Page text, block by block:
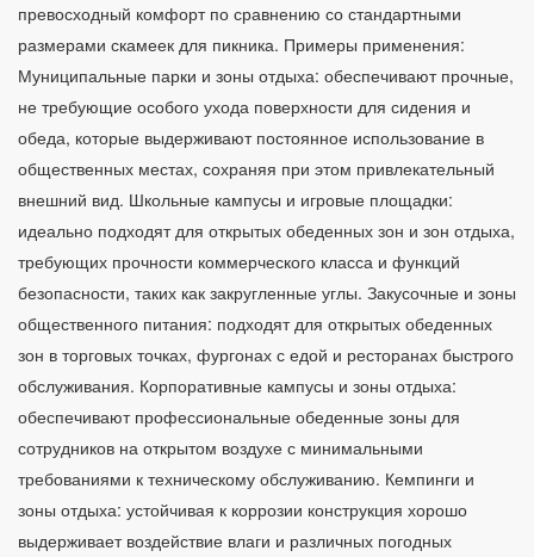
превосходный комфорт по сравнению со стандартными
размерами скамеек для пикника. Примеры применения:
Муниципальные парки и зоны отдыха: обеспечивают прочные,
не требующие особого ухода поверхности для сидения и
обеда, которые выдерживают постоянное использование в
общественных местах, сохраняя при этом привлекательный
внешний вид. Школьные кампусы и игровые площадки:
идеально подходят для открытых обеденных зон и зон отдыха,
требующих прочности коммерческого класса и функций
безопасности, таких как закругленные углы. Закусочные и зоны
общественного питания: подходят для открытых обеденных
зон в торговых точках, фургонах с едой и ресторанах быстрого
обслуживания. Корпоративные кампусы и зоны отдыха:
обеспечивают профессиональные обеденные зоны для
сотрудников на открытом воздухе с минимальными
требованиями к техническому обслуживанию. Кемпинги и
зоны отдыха: устойчивая к коррозии конструкция хорошо
выдерживает воздействие влаги и различных погодных